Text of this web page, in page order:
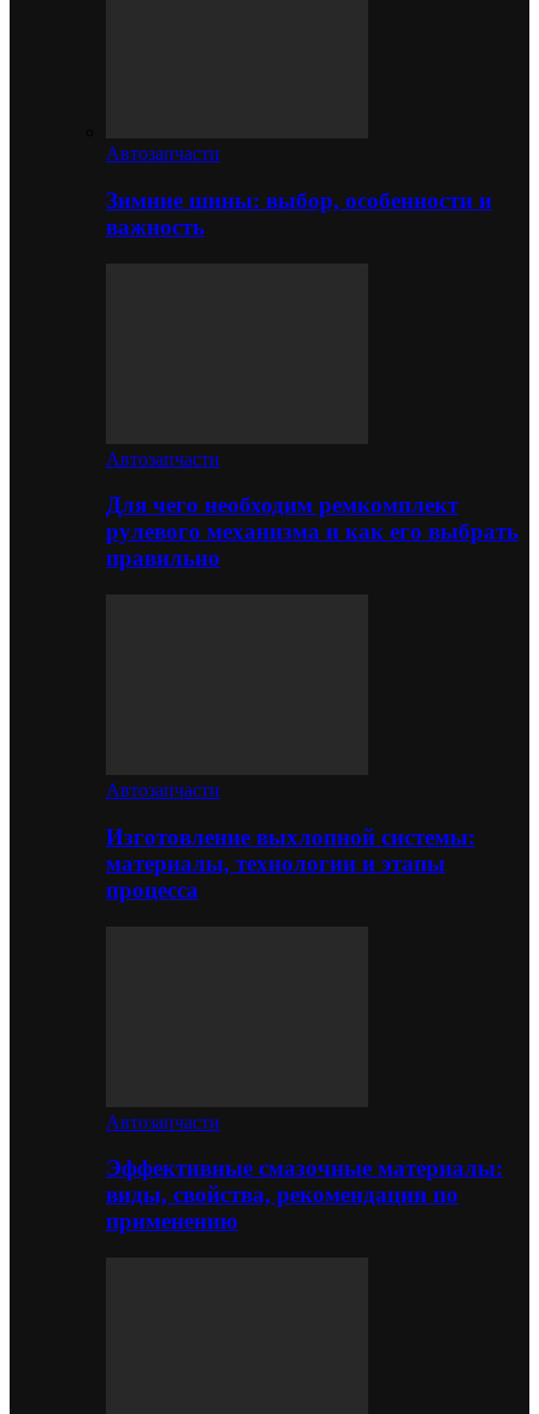
Автозапчасти
Зимние шины: выбор, особенности и
важность
Автозапчасти
Для чего необходим ремкомплект
рулевого механизма и как его выбрать
правильно
Автозапчасти
Изготовление выхлопной системы:
материалы, технологии и этапы
процесса
Автозапчасти
Эффективные смазочные материалы:
виды, свойства, рекомендации по
применению